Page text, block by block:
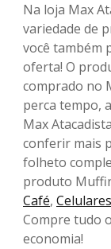
Na loja Max
variedade de
você também
oferta! O
comprado no
perca tempo,
Max
conferir mais
folheto
produto
Café, Celulares
Compre tudo
economia!